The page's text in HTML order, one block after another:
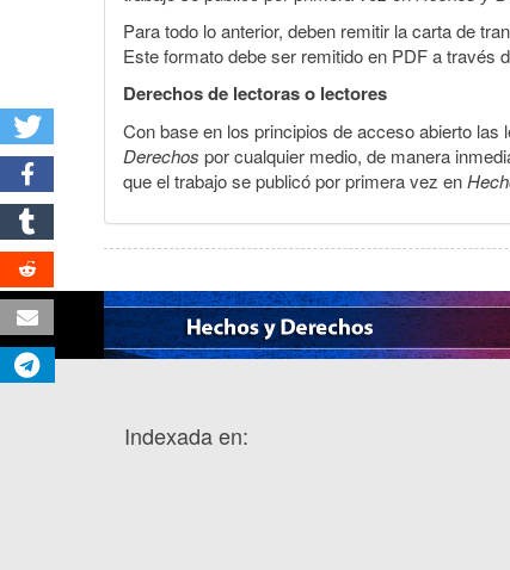
Para todo lo anterior, deben remitir la carta de
Este formato debe ser remitido en PDF a través
Derechos de lectoras o lectores
Con base en los principios de acceso abierto
Derechos por cualquier medio, de manera
que el trabajo se publicó por primera vez en
Indexada en: